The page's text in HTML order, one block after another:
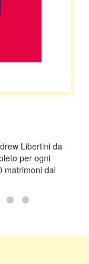
Dopo anni di
musicisti cercano
chitarre in acustico